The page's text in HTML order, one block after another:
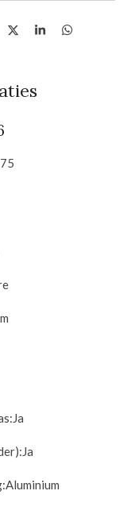
D
S
D
Ja
Aluminium